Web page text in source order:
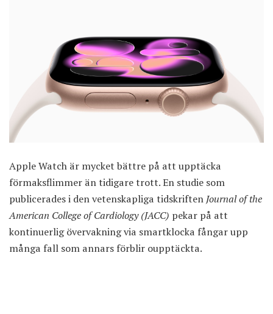
Apple Watch är mycket bättre på att upptäcka
förmaksflimmer än tidigare trott.En studie som
publicerades i den vetenskapliga tidskriften Journal of the
American College of Cardiology (JACC) pekar på att
kontinuerlig övervakning via smartklocka fångar upp
många fall som annars förblir oupptäckta.